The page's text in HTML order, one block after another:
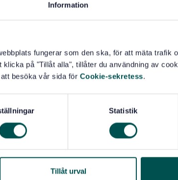
Information
fungerar som den ska, för att mäta trafik
på "Tillåt alla", tillåter du användning av
besöka vår sida för Cookie-sekretess.
Statistik
Tillåt urval